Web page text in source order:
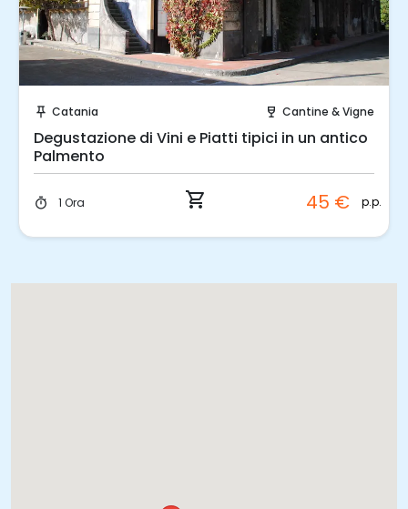
Catania Cantine & Vigne
Degustazione di Vini e Piatti tipici in un antico
Palmento
1 Ora shopping_cart 45 € p.p.